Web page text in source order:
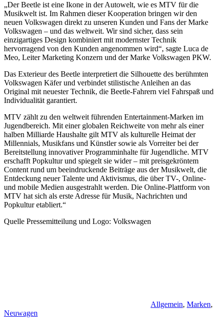
„Der Beetle ist eine Ikone in der Autowelt, wie es MTV für die
Musikwelt ist. Im Rahmen dieser Kooperation bringen wir den
neuen Volkswagen direkt zu unseren Kunden und Fans der Marke
Volkswagen – und das weltweit. Wir sind sicher, dass sein
einzigartiges Design kombiniert mit modernster Technik
hervorragend von den Kunden angenommen wird“, sagte Luca de
Meo, Leiter Marketing Konzern und der Marke Volkswagen PKW.
Das Exterieur des Beetle interpretiert die Silhouette des berühmten
Volkswagen Käfer und verbindet stilistische Anleihen an das
Original mit neuester Technik, die Beetle-Fahrern viel Fahrspaß und
Individualität garantiert.
MTV zählt zu den weltweit führenden Entertainment-Marken im
Jugendbereich. Mit einer globalen Reichweite von mehr als einer
halben Milliarde Haushalte gilt MTV als kulturelle Heimat der
Millennials, Musikfans und Künstler sowie als Vorreiter bei der
Bereitstellung innovativer Programminhalte für Jugendliche. MTV
erschafft Popkultur und spiegelt sie wider – mit preisgekröntem
Content rund um beeindruckende Beiträge aus der Musikwelt, die
Entdeckung neuer Talente und Aktivismus, die über TV-, Online-
und mobile Medien ausgestrahlt werden. Die Online-Plattform von
MTV hat sich als erste Adresse für Musik, Nachrichten und
Popkultur etabliert.“
Quelle Pressemitteilung und Logo: Volkswagen
Allgemein, Marken,
Neuwagen